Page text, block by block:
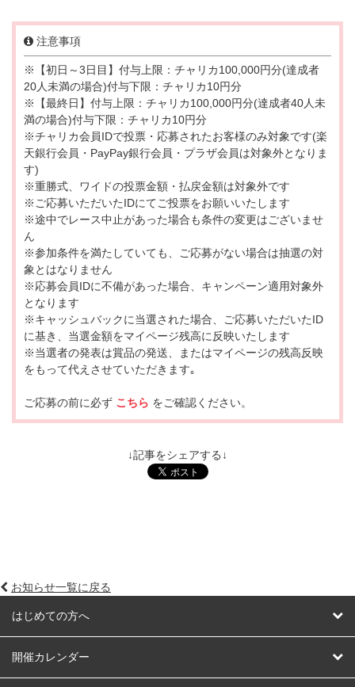
注意事項
※【初日～3日目】付与上限：チャリカ100,000円分(達成者
20人未満の場合)付与下限：チャリカ10円分
※【最終日】付与上限：チャリカ100,000円分(達成者40人未
満の場合)付与下限：チャリカ10円分
※チャリカ会員IDで投票・応募されたお客様のみ対象です(楽
天銀行会員・PayPay銀行会員・プラザ会員は対象外となりま
す)
※重勝式、ワイドの投票金額・払戻金額は対象外です
※ご応募いただいたIDにてご投票をお願いいたします
※途中でレース中止があった場合も条件の変更はございませ
ん
※参加条件を満たしていても、ご応募がない場合は抽選の対
象とはなりません
※応募会員IDに不備があった場合、キャンペーン適用対象外
となります
※キャッシュバックに当選された場合、ご応募いただいたID
に基き、当選金額をマイページ残高に反映いたします
※当選者の発表は賞品の発送、またはマイページの残高反映
をもって代えさせていただきます｡
ご応募の前に必ず こちら をご確認ください。
↓記事をシェアする↓
お知らせ一覧に戻る
はじめての方へ
はじめての方へ
開催カレンダー